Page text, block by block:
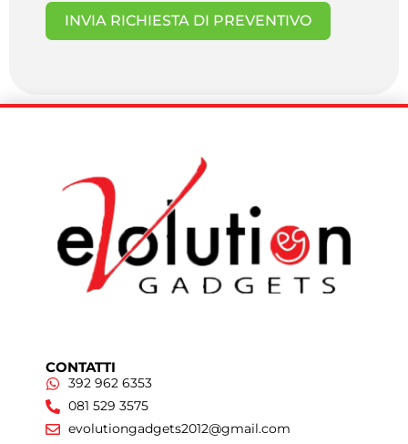
INVIA RICHIESTA DI PREVENTIVO
CONTATTI
392 962 6353
081 529 3575
evolutiongadgets2012@gmail.com